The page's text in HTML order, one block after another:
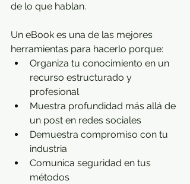
de lo que hablan.
Un eBook es una de las mejores
herramientas para hacerlo porque:
Organiza tu conocimiento en un
recurso estructurado y
profesional
Muestra profundidad más allá de
un post en redes sociales
Demuestra compromiso con tu
industria
Comunica seguridad en tus
métodos